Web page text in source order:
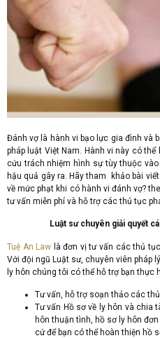
Đánh vợ là hành vi bạo lực gia đình và
pháp luật Việt Nam. Hành vi này có
cứu trách nhiệm hình sự tùy thuộc
hậu quả gây ra. Hãy tham khảo bài
về mức phạt khi có hành vi đánh vợ?
tư vấn miễn phí và hỗ trợ các thủ tục
Luật sư chuyên giải quyết
Tuệ An Law là đơn vị tư vấn các thủ
Với đội ngũ Luật sư, chuyên viên pháp
ly hôn chúng tôi có thể hỗ trợ bạn thực
Tư vấn, hỗ trợ soạn thảo các
Tư vấn Hồ sơ về ly hôn và chia
hôn thuận tình, hồ sơ ly hôn
cứ để bạn có thể hoàn thiện hồ